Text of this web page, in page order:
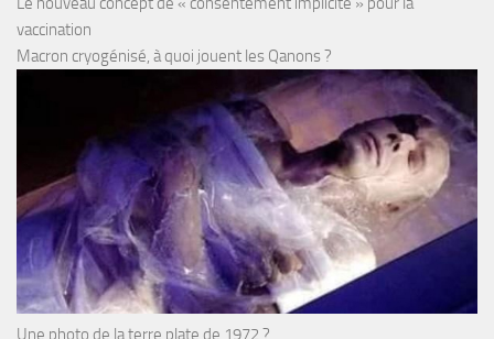
vaccination
Macron cryogénisé, à quoi jouent les Qanons ?